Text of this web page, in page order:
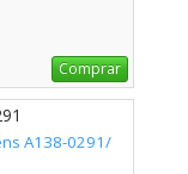
Comprar
A138-0291/